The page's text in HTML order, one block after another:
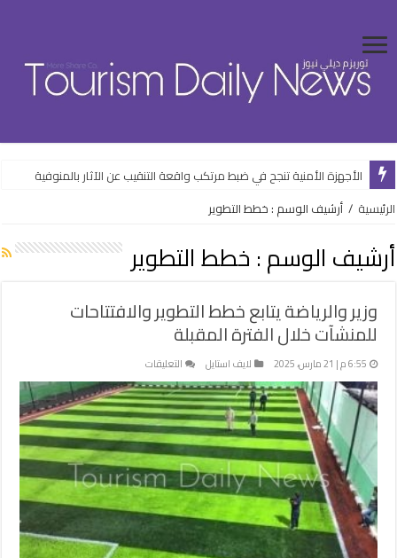
الأجهزة الأمنية تنجح في ضبط مرتكب واقعة التنقيب عن الآثار بالمنوفية
الرئيسية / أرشيف الوسم : خطط التطوير
أرشيف الوسم : خطط التطوير
وزير والرياضة يتابع خطط التطوير والافتتاحات
للمنشآت خلال الفترة المقبلة
6:55 م | 21 مارس، 2025 لايف استايل التعليقات
وزير
والرياضة
يتابع
خطط
التطوير
والافتتاحات
للمنشآت خلال
الفترة
المقبلة
مغلقة